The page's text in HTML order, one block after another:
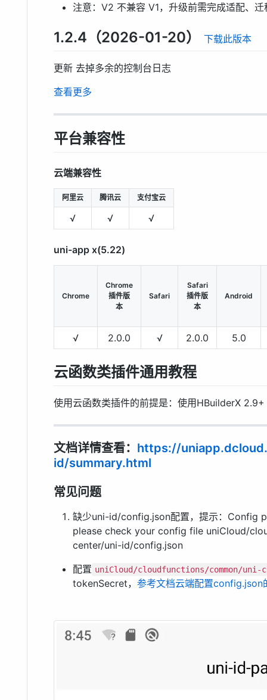
注意：V2 不兼容 V1，升级前需完成适配、
1.2.4（2026-01-20） 下载此版本
更新 去掉多余的控制台日志
查看更多
平台兼容性
云端兼容性
阿里云 腾讯云 支付宝云
√ √ √
uni-app x(5.22)
Chrome
Chrome
插件版
本
Safari
Safari
插件版
本
Android
√ 2.0.0 √ 2.0.0 5.0
云函数类插件通用教程
使用云函数类插件的前提是：使用HBuilderX 2.9+
文档详情查看： https://
id/summary.html
常见问题
缺少uni-id/config.json配置，提示：Config
please check your config file uniCloud/
center/uni-id/config.json
配置 uniCloud/cloudfunctions/common/
tokenSecret， 参考文档云端配置config.json